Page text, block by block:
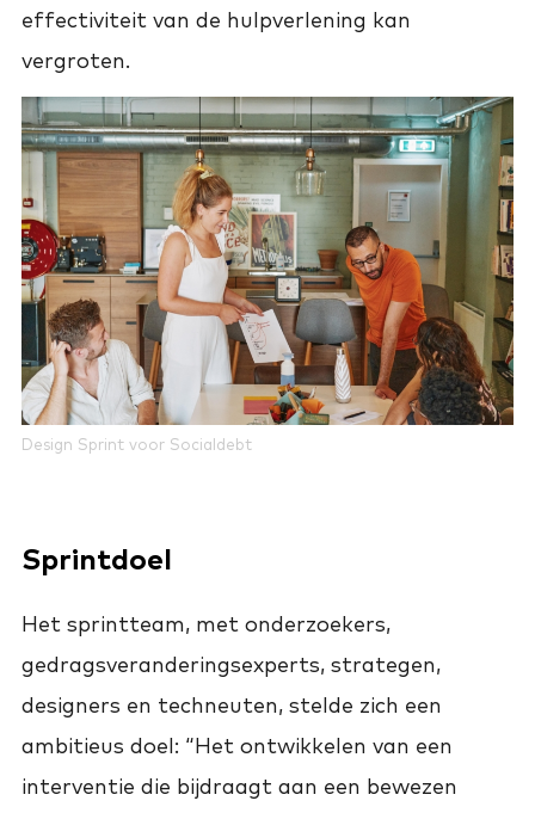
effectiviteit van de hulpverlening kan
vergroten.
Design Sprint voor Socialdebt
Sprintdoel
Het sprintteam, met onderzoekers,
gedragsveranderingsexperts, strategen,
designers en techneuten, stelde zich een
ambitieus doel: “Het ontwikkelen van een
interventie die bijdraagt aan een bewezen